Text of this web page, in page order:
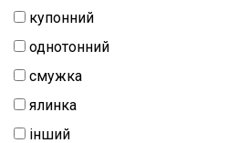
купонний
однотонний
смужка
ялинка
інший